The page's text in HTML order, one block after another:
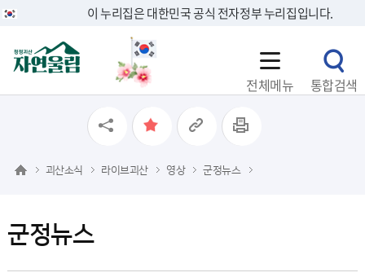
이 누리집은 대한민국 공식 전자정부 누리집입니다.
전체메뉴 통합검색
군정뉴스
괴산소식 라이브괴산 영상 군정뉴스